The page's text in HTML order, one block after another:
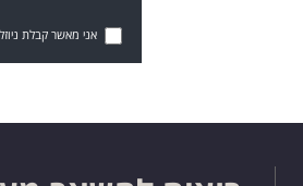
אני מאשר קבלת